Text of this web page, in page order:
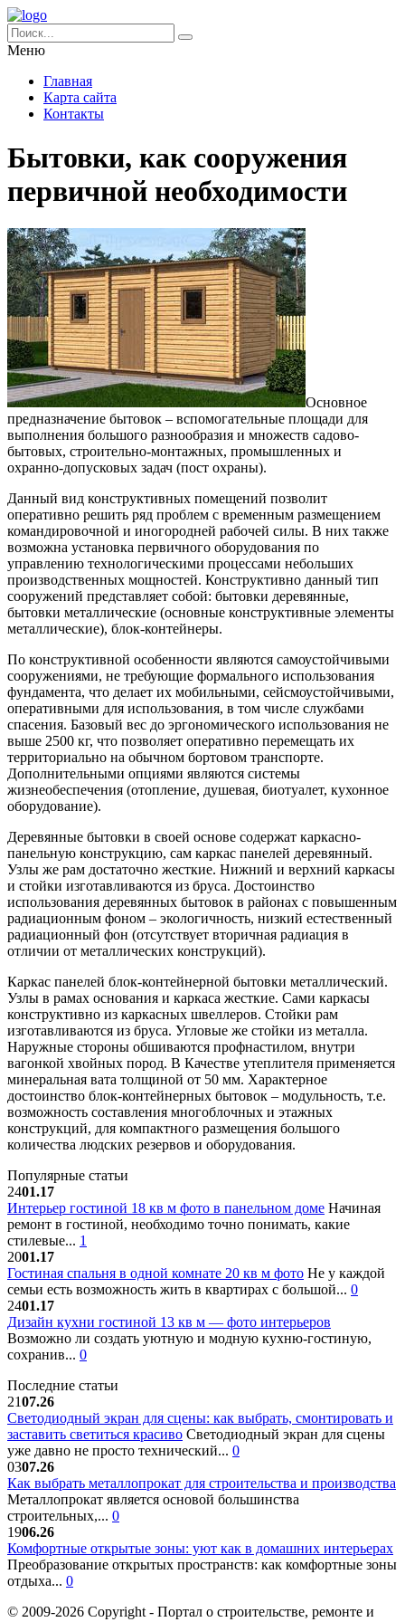
Меню
Главная
Карта сайта
Контакты
Бытовки, как сооружения
первичной необходимости
Основное
предназначение бытовок – вспомогательные площади для
выполнения большого разнообразия и множеств садово-
бытовых, строительно-монтажных, промышленных и
охранно-допусковых задач (пост охраны).
Данный вид конструктивных помещений позволит
оперативно решить ряд проблем с временным размещением
командировочной и иногородней рабочей силы. В них также
возможна установка первичного оборудования по
управлению технологическими процессами небольших
производственных мощностей. Конструктивно данный тип
сооружений представляет собой: бытовки деревянные,
бытовки металлические (основные конструктивные элементы
металлические), блок-контейнеры.
По конструктивной особенности являются самоустойчивыми
сооружениями, не требующие формального использования
фундамента, что делает их мобильными, сейсмоустойчивыми,
оперативными для использования, в том числе службами
спасения. Базовый вес до эргономического использования не
выше 2500 кг, что позволяет оперативно перемещать их
территориально на обычном бортовом транспорте.
Дополнительными опциями являются системы
жизнеобеспечения (отопление, душевая, биотуалет, кухонное
оборудование).
Деревянные бытовки в своей основе содержат каркасно-
панельную конструкцию, сам каркас панелей деревянный.
Узлы же рам достаточно жесткие. Нижний и верхний каркасы
и стойки изготавливаются из бруса. Достоинство
использования деревянных бытовок в районах с повышенным
радиационным фоном – экологичность, низкий естественный
радиационный фон (отсутствует вторичная радиация в
отличии от металлических конструкций).
Каркас панелей блок-контейнерной бытовки металлический.
Узлы в рамах основания и каркаса жесткие. Сами каркасы
конструктивно из каркасных швеллеров. Стойки рам
изготавливаются из бруса. Угловые же стойки из металла.
Наружные стороны обшиваются профнастилом, внутри
вагонкой хвойных пород. В Качестве утеплителя применяется
минеральная вата толщиной от 50 мм. Характерное
достоинство блок-контейнерных бытовок – модульность, т.е.
возможность составления многоблочных и этажных
конструкций, для компактного размещения большого
количества людских резервов и оборудования.
Популярные статьи
2401.17
Интерьер гостиной 18 кв м фото в панельном доме Начиная
ремонт в гостиной, необходимо точно понимать, какие
стилевые... 1
2001.17
Гостиная спальня в одной комнате 20 кв м фото Не у каждой
семьи есть возможность жить в квартирах с большой... 0
2401.17
Дизайн кухни гостиной 13 кв м — фото интерьеров
Возможно ли создать уютную и модную кухню-гостиную,
сохранив... 0
Последние статьи
2107.26
Светодиодный экран для сцены: как выбрать, смонтировать и
заставить светиться красиво Светодиодный экран для сцены
уже давно не просто технический... 0
0307.26
Как выбрать металлопрокат для строительства и производства
Металлопрокат является основой большинства
строительных,... 0
1906.26
Комфортные открытые зоны: уют как в домашних интерьерах
Преобразование открытых пространств: как комфортные зоны
отдыха... 0
© 2009-2026 Copyright - Портал о строительстве, ремонте и